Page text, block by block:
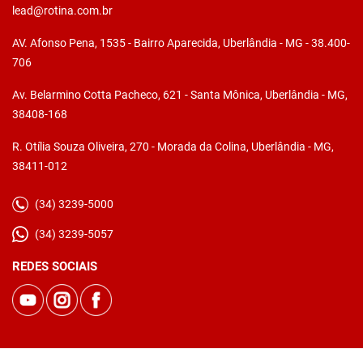
lead@rotina.com.br
AV. Afonso Pena, 1535 - Bairro Aparecida, Uberlândia - MG - 38.400-
706
Av. Belarmino Cotta Pacheco, 621 - Santa Mônica, Uberlândia - MG,
38408-168
R. Otília Souza Oliveira, 270 - Morada da Colina, Uberlândia - MG,
38411-012
(34) 3239-5000
(34) 3239-5057
REDES SOCIAIS